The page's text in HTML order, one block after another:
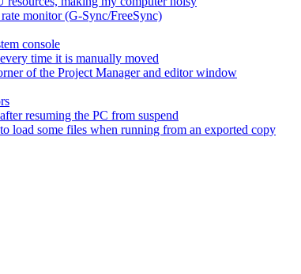
monitor (G-Sync/FreeSync)
console
time it is manually moved
of the Project Manager and editor window
resuming the PC from suspend
load some files when running from an exported copy